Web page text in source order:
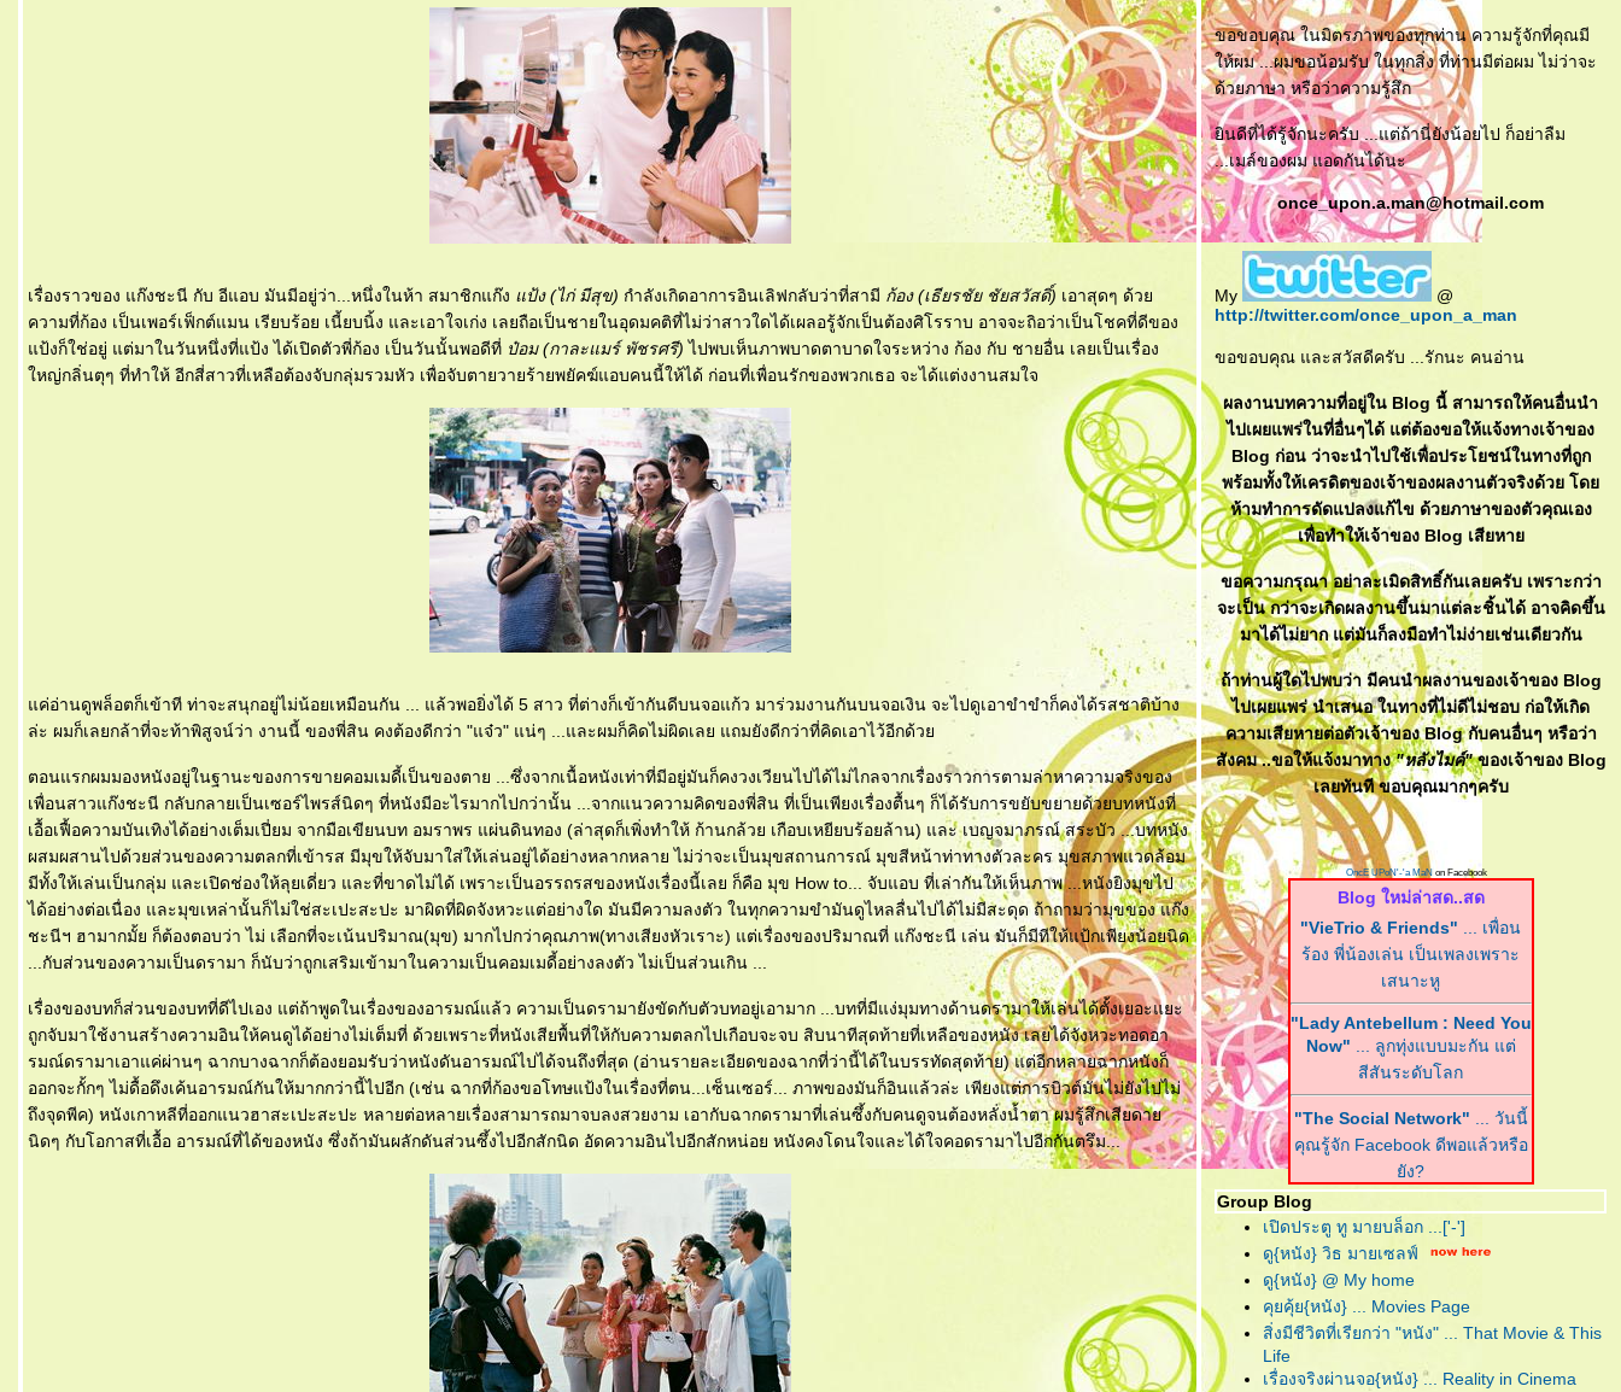
เรื่องราวของ แก๊งชะนี กับ อีแอบ มันมีอยู่ว่า...หนึ่งในห้า สมาชิกแก๊ง ป้ง (ไก่ มีสุข) กำลังเกิดอาการอินเลิฟกลับว่าที่สามี ก้อง (เธียรชัย ชัยสวัสดิ์) เอาสุดๆ ด้ว
ความที่ก้อง เป็นเพอร์เฟ็กต์แมน เรียบร้อย เนี้ยบนิ้ง และเอาใจเก่ง เลยถือเป็นชายในอุดมคติที่ไม่ว่าสาวใดได้เผลอรู้จักเป็นต้องศิโรราบ อาจจะถิอว่าเป็นโชคที่ดีของ
ป้งก็ใช่อยู่ แต่มาในวันหนึ่งที่แป้ง ได้เปิดตัวพี่ก้อง เป็นวันนั้นพอดีที่ ป๋อม (กาละแมร์ พัชรศรี) ไปพบเห็นภาพบาดตาบาดใจระหว่าง ก้อง กับ ชายอื่น เลยเป็นเรื่อง
หญ่กลิ่นตุๆ ที่ทำให้ อีกสี่สาวที่เหลือต้องจับกลุ่มรวมหัว เพื่อจับตายวายร้ายพยัคฆ์แอบคนนี้ให้ได้ ก่อนที่เพื่อนรักของพวกเธอ จะได้แต่งงานสมใจ
ค่อ่านดูพล็อตก็เข้าที ท่าจะสนุกอยู่ไม่น้อยเหมือนกัน ... แล้วพอยิ่งได้ 5 สาว ที่ต่างก็เข้ากันดีบนจอแก้ว มาร่วมงานกันบนจอเงิน จะไปดูเอาขำขำก็คงได้รสชาติบ้าง
ล่ะ ผมก็เลยกล้าที่จะท้าพิสูจน์ว่า งานนี้ ของพี่สิน คงต้องดีกว่า "แจ๋ว" แน่ๆ ...และผมก็คิดไม่ผิดเลย แถมยังดีกว่าที่คิดเอาไว้อีกด้ว
ตอนแรกผมมองหนังอยู่ในฐานะของการขายคอมเมดี้เป็นของตาย ...ซึ่งจากเนื้อหนังเท่าที่มีอยู่มันก็คงวงเวียนไปได้ไม่ไกลจากเรื่องราวการตามล่าหาความจริงของ
เพื่อนสาวแก๊งชะนี กลับกลายเป็นเซอร์ไพรส์นิดๆ ที่หนังมีอะไรมากไปกว่านั้น ...จากแนวความคิดของพี่สิน ที่เป็นเพียงเรื่องตื้นๆ ก็ได้รับการขยับขยายด้วยบทหนังที่
เอื้อเฟื้อความบันเทิงได้อย่างเต็มเปี่ยม จากมือเขียนบท อมราพร แผ่นดินทอง (ล่าสุดก็เพิ่งทำให้ ก้านกล้วย เกือบเหยียบร้อยล้าน) และ เบญจมาภรณ์ สระบัว ...บทหนัง
ผสมผสานไปด้วยส่วนของความตลกที่เข้ารส มีมุขให้จับมาใส่ให้เล่นอยู่ได้อย่างหลากหลาย ไม่ว่าจะเป็นมุขสถานการณ์ มุขสีหน้าท่าทางตัวละคร มุขสภาพแวดล้อม
มีทั้งให้เล่นเป็นกลุ่ม และเปิดช่องให้ลุยเดี่ยว และที่ขาดไม่ได้ เพราะเป็นอรรถรสของหนังเรื่องนี้เลย ก็คือ มุข How to... จับแอบ ที่เล่ากันให้เห็นภาพ ...หนังยิงมุขไป
ได้อย่างต่อเนื่อง และมุขเหล่านั้นก็ไม่ใช่สะเปะสะปะ มาผิดที่ผิดจังหวะแต่อย่างใด มันมีความลงตัว ในทุกความขำมันดูไหลลื่นไปได้ไม่มีสะดุด ถ้าถามว่ามุขของ แก๊ง
ชะนีฯ ฮามากมั้ย ก็ต้องตอบว่า ไม่ เลือกที่จะเน้นปริมาณ(มุข) มากไปกว่าคุณภาพ(ทางเสียงหัวเราะ) แต่เรื่องของปริมาณที่ แก๊งชะนี เล่น มันก็มีทีให้แป้กเพียงน้อยนิด
...กับส่วนของความเป็นดรามา ก็นับว่าถูกเสริมเข้ามาในความเป็นคอมเมดี้อย่างลงตัว ไม่เป็นส่วนเกิน ...
เรื่องของบทก็ส่วนของบทที่ดีไปเอง แต่ถ้าพูดในเรื่องของอารมณ์แล้ว ความเป็นดรามายังขัดกับตัวบทอยู่เอามาก ...บทที่มีแง่มุมทางด้านดรามาให้เล่นได้ตั้งเยอะแยะ
ถูกจับมาใช้งานสร้างความอินให้คนดูได้อย่างไม่เต็มที่ ด้วยเพราะที่หนังเสียพื้นที่ให้กับความตลกไปเกือบจะจบ สิบนาทีสุดท้ายที่เหลือของหนัง เลยได้จังหวะทอดอา
รมณ์ดรามาเอาแค่ผ่านๆ ฉากบางฉากก็ต้องยอมรับว่าหนังดันอารมณ์ไปได้จนถึงที่สุด (อ่านรายละเอียดของฉากที่ว่านี้ได้ในบรรทัดสุดท้าย) แต่อีกหลายฉากหนังก็
ออกจะกั้กๆ ไม่ดื้อดึงเค้นอารมณ์กันให้มากกว่านี้ไปอีก (เช่น ฉากที่ก้องขอโทษแป้งในเรื่องที่ตน...เซ็นเซอร์... ภาพของมันก็อินแล้วล่ะ เพียงแต่การบิวต์มันไม่ยังไปไม่
ถึงจุดพีค) หนังเกาหลีที่ออกแนวฮาสะเปะสะปะ หลายต่อหลายเรื่องสามารถมาจบลงสวยงาม เอากับฉากดรามาที่เล่นซึ้งกับคนดูจนต้องหลั่งน้ำตา ผมรู้สึกเสียดา
นิดๆ กับโอกาสที่เอื้อ อารมณ์ที่ได้ของหนัง ซึ่งถ้ามันผลักดันส่วนซึ้งไปอีกสักนิด อัดความอินไปอีกสักหน่อย หนังคงโดนใจและได้ใจคอดรามาไปอีกกันตรึม...
ขอขอบคุณ ในมิตรภาพของทุกท่าน ความรู้จักที่คุณมี
ห้ผม ...ผมขอน้อมรับ ในทุกสิ่ง ที่ท่านมีต่อผม ไม่ว่าจะ
ด้วยภาษา หรือว่าความรู้สึก
ินดีที่ได้รู้จักนะครับ ...แต่ถ้านี่ยังน้อยไป ก็อย่าลืม
...เมล์ของผม แอดกันได้นะ
once_upon.a.man@hotmail.com
My
@
http://twitter.com/once_upon_a_man
ขอขอบคุณ และสวัสดีครับ ...รักนะ คนอ่าน
ผลงานบทความที่อยู่ใน Blog นี้ สามารถให้คนอื่นนำ
ไปเผยแพร่ในที่อื่นๆได้ แต่ต้องขอให้แจ้งทางเจ้าของ
Blog ก่อน ว่าจะนำไปใช้เพื่อประโยชน์ในทางที่ถูก
พร้อมทั้งให้เครดิตของเจ้าของผลงานตัวจริงด้วย โด
ห้ามทำการดัดแปลงแก้ไข ด้วยภาษาของตัวคุณเอง
เพื่อทำให้เจ้าของ Blog เสียหา
ขอความกรุณา อย่าละเมิดสิทธิ์กันเลยครับ เพราะกว่า
จะเป็น กว่าจะเกิดผลงานขึ้นมาแต่ละชิ้นได้ อาจคิดขึ้น
มาได้ไม่ยาก แต่มันก็ลงมือทำไม่ง่ายเช่นเดียวกัน
ถ้าท่านผู้ใดไปพบว่า มีคนนำผลงานของเจ้าของ Blog
ไปเผยแพร่ นำเสนอ ในทางที่ไม่ดีไม่ชอบ ก่อให้เกิด
ความเสียหายต่อตัวเจ้าของ Blog กับคนอื่นๆ หรือว่า
สังคม ..ขอให้แจ้งมาทาง"หลังไมค์"ของเจ้าของ Blog
เลยทันที ขอบคุณมากๆครับ
OncE UPoN'-'a MaN on Facebook
Blog ใหม่ล่าสด..สด
"VieTrio & Friends" ... เพื่อน
ร้อง พี่น้องเล่น เป็นเพลงเพราะ
เสนาะหู
"Lady Antebellum : Need You
Now" ... ลูกทุ่งแบบมะกัน แต่
สีสันระดับโลก
"The Social Network" ... วันนี้
คุณรู้จัก Facebook ดีพอแล้วหรือ
ัง?
"Harry Potter and the Deathly
Hallows : Part I" ... ฉันต้องเปิด
เพื่อจะปิด!
"Scrubb : Kid"... คำตอบของ
เพลงอินดี้ที่ฟังง่าย อยู่ในอัลบั้มนี้
Group Blog
เปิดประตู ทู มายบล็อก ...['-']
ดู{หนัง} วิธ มายเซลฟ์
ดู{หนัง} @ My home
คุยคุ้ย{หนัง} ... Movies Page
สิ่งมีชีวิตที่เรียกว่า "หนัง" ... That Movie & This
Life
เรื่องจริงผ่านจอ{หนัง} ... Reality in Cinema